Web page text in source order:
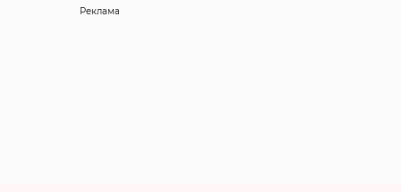
Реклама